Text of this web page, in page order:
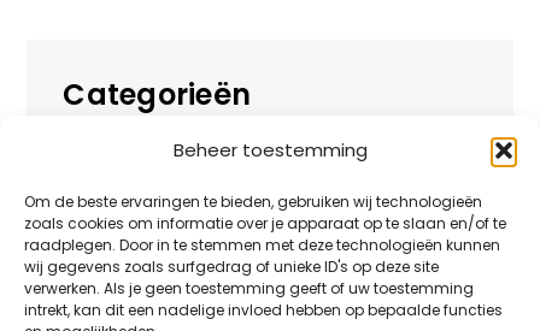
Beheer toestemming
Om de beste ervaringen te bieden, gebruiken wij technologieën
zoals cookies om informatie over je apparaat op te slaan en/of te
raadplegen. Door in te stemmen met deze technologieën kunnen
wij gegevens zoals surfgedrag of unieke ID's op deze site
verwerken. Als je geen toestemming geeft of uw toestemming
intrekt, kan dit een nadelige invloed hebben op bepaalde functies
Categorieën
Huis
Overig
Tuin